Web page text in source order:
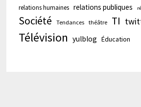
relations humaines relations publiques
Société Tendances théâtre TI
Télévision yulblog Éducation